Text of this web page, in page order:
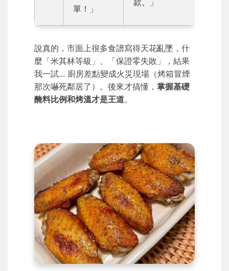
單！」
款。」
說真的，市面上很多食譜寫得天花亂墜，什
麼「米其林等級」、「保證零失敗」，結果
我一試... 廚房差點變成火災現場（烤箱冒煙
那次嚇死鄰居了）。後來才搞懂， 掌握基礎
醃料比例和烤溫才是王道。